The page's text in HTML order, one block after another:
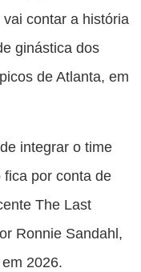
contar a história
ginástica dos
de Atlanta, em
integrar o time
fica por conta de
The Last
Ronnie Sandahl,
2026.